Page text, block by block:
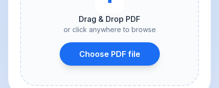
Drag & Drop PDF
or click anywhere to browse
Choose PDF file